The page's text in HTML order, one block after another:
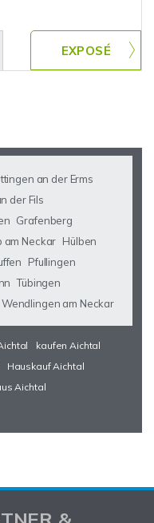
an der Erms
der Fils
Grafenberg
am Neckar Hülben
Pfullingen
Tübingen
Wendlingen am Neckar
kaufen Aichtal
Hauskauf Aichtal
Aichtal